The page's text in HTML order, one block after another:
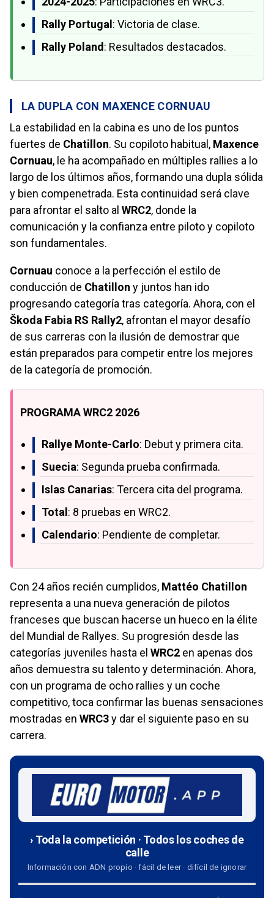
Rally Portugal : Victoria de clase.
Rally Poland: Resultados destacados.
LA DUPLA CON MAXENCE CORNUAU
La estabilidad en la cabina es uno de los puntos
fuertes de Chatillon. Su copiloto habitual, Maxence
Cornuau, le ha acompañado en múltiples rallies a lo
largo de los últimos años, formando una dupla sólida
y bien compenetrada. Esta continuidad será clave
para afrontar el salto al WRC2, donde la
comunicación y la confianza entre piloto y copiloto
son fundamentales.
Cornuau conoce a la perfección el estilo de
conducción de Chatillon y juntos han ido
progresando categoría tras categoría. Ahora, con el
Škoda Fabia RS Rally2, afrontan el mayor desafío
de sus carreras con la ilusión de demostrar que
están preparados para competir entre los mejores
de la categoría de promoción.
PROGRAMA WRC2 2026
Rallye Monte-Carlo: Debut y primera cita.
Suecia: Segunda prueba confirmada.
Islas Canarias: Tercera cita del programa.
Total : 8 pruebas en WRC2.
Calendario: Pendiente de completar.
Con 24 años recién cumplidos, Mattéo Chatillon
representa a una nueva generación de pilotos
franceses que buscan hacerse un hueco en la élite
del Mundial de Rallyes. Su progresión desde las
categorías juveniles hasta el WRC2 en apenas dos
años demuestra su talento y determinación. Ahora,
con un programa de ocho rallies y un coche
competitivo, toca confirmar las buenas sensaciones
mostradas en WRC3y dar el siguiente paso en su
carrera.
› Toda la competición · Todos los coches de
calle
Información con ADN propio · fácil de leer · difícil de ignorar